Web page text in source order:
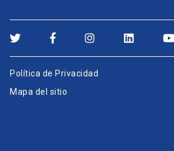
Política de Privacidad
Mapa del sitio